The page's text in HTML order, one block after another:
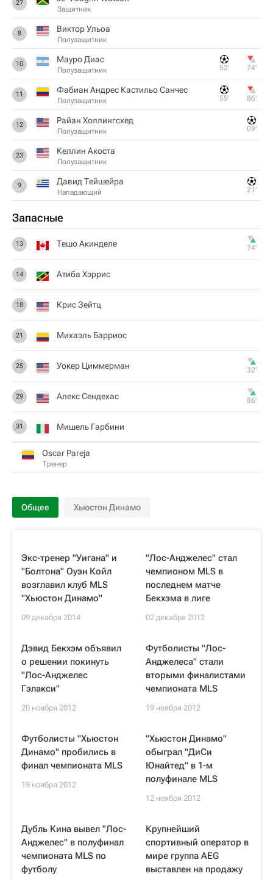
27
Защитник
8 Виктор Ульоа
Полузащитник
10 Мауро Диас
Полузащитник 52‎’‎ 74‎’‎
11 Фабиан Андрес Кастильо Санчес
Полузащитник 55‎’‎ 86‎’‎
12 Райан Холлингсхед
Полузащитник 09‎’‎
23 Келлин Акоста
Полузащитник
9 Давид Тейшейра
Нападающий 21‎’‎
Запасные
13 Тешо Акинделе 74‎’‎
14 Атиба Хэррис
18 Крис Зейтц
21 Михаэль Барриос
25 Уокер Циммерман 32‎’‎
29 Алекс Сендехас 86‎’‎
31 Мишель Гарбини
Oscar Pareja
Тренер
Общее Хьюстон Динамо
Экс-тренер "Уигана" и
"Болтона" Оуэн Койл
возглавил клуб MLS
"Хьюстон Динамо"
09 декабря 2014
"Лос-Анджелес" стал
чемпионом MLS в
последнем матче
Бекхэма в лиге
02 декабря 2012
Дэвид Бекхэм объявил
о решении покинуть
"Лос-Анджелес
Гэлакси"
20 ноября 2012
Футболисты "Лос-
Анджелеса" стали
вторыми финалистами
чемпионата MLS
19 ноября 2012
Футболисты "Хьюстон
Динамо" пробились в
финал чемпионата MLS
19 ноября 2012
"Хьюстон Динамо"
обыграл "ДиСи
Юнайтед" в 1-м
полуфинале MLS
12 ноября 2012
Дубль Кина вывел "Лос-
Анджелес" в полуфинал
чемпионата MLS по
футболу
Крупнейший
спортивный оператор в
мире группа AЕG
выставлен на продажу